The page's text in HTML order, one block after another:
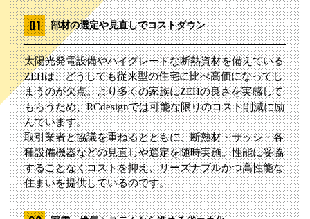
部材の選定や見直しでコストダウン
太陽光発電設備やハイグレードな断熱資材を備えている
ZEHは、どうしても従来型の住宅に比べ高価になってし
まうのが欠点。より多くの家族にZEHの良さを実感して
もらうため、RCdesignでは可能な限りのコスト削減に励
んでいます。
取引業者と協議を重ねるとともに、断熱材・サッシ・各
種設備機器などの見直しや選定を随時実施。性能に妥協
することなくコストを抑え、リーズナブルかつ高性能な
住まいを提供しているのです。